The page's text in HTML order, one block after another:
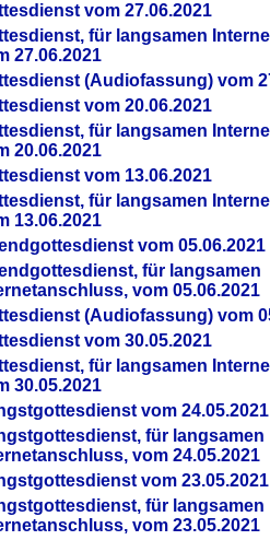
vom 27.06.2021
für langsamen
27.06.2021
(Audiofassung) vom
vom 20.06.2021
für langsamen
20.06.2021
vom 13.06.2021
für langsamen
13.06.2021
vom 05.06.2021
für langsamen
vom 05.06.2021
(Audiofassung) vom
vom 30.05.2021
für langsamen
30.05.2021
vom 24.05.2021
für langsamen
vom 24.05.2021
vom 23.05.2021
für langsamen
vom 23.05.2021